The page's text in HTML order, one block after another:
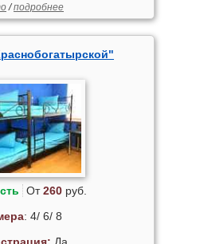
/подробнее
От260руб.
: 4/ 6/ 8